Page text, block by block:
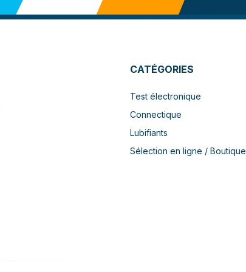
CATÉGORIES
Test électronique
Connectique
Lubifiants
Sélection en ligne / Boutique